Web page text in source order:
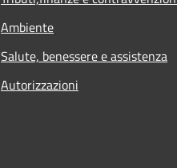
Ambiente
Salute, benessere e assistenza
Autorizzazioni